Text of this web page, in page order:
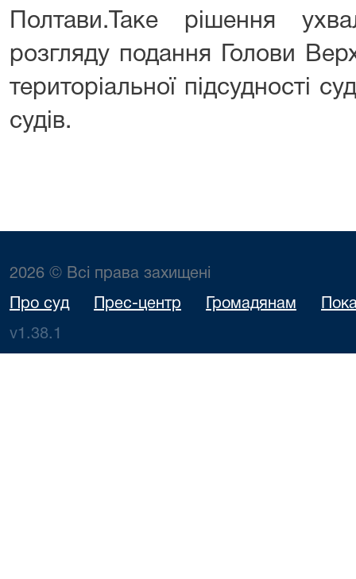
Полтави.Таке рішення
розгляду подання Голови
територіальної підсудності
судів.
2026 © Всі права захищені
Про суд Прес-центр Громадянам
v1.38.1